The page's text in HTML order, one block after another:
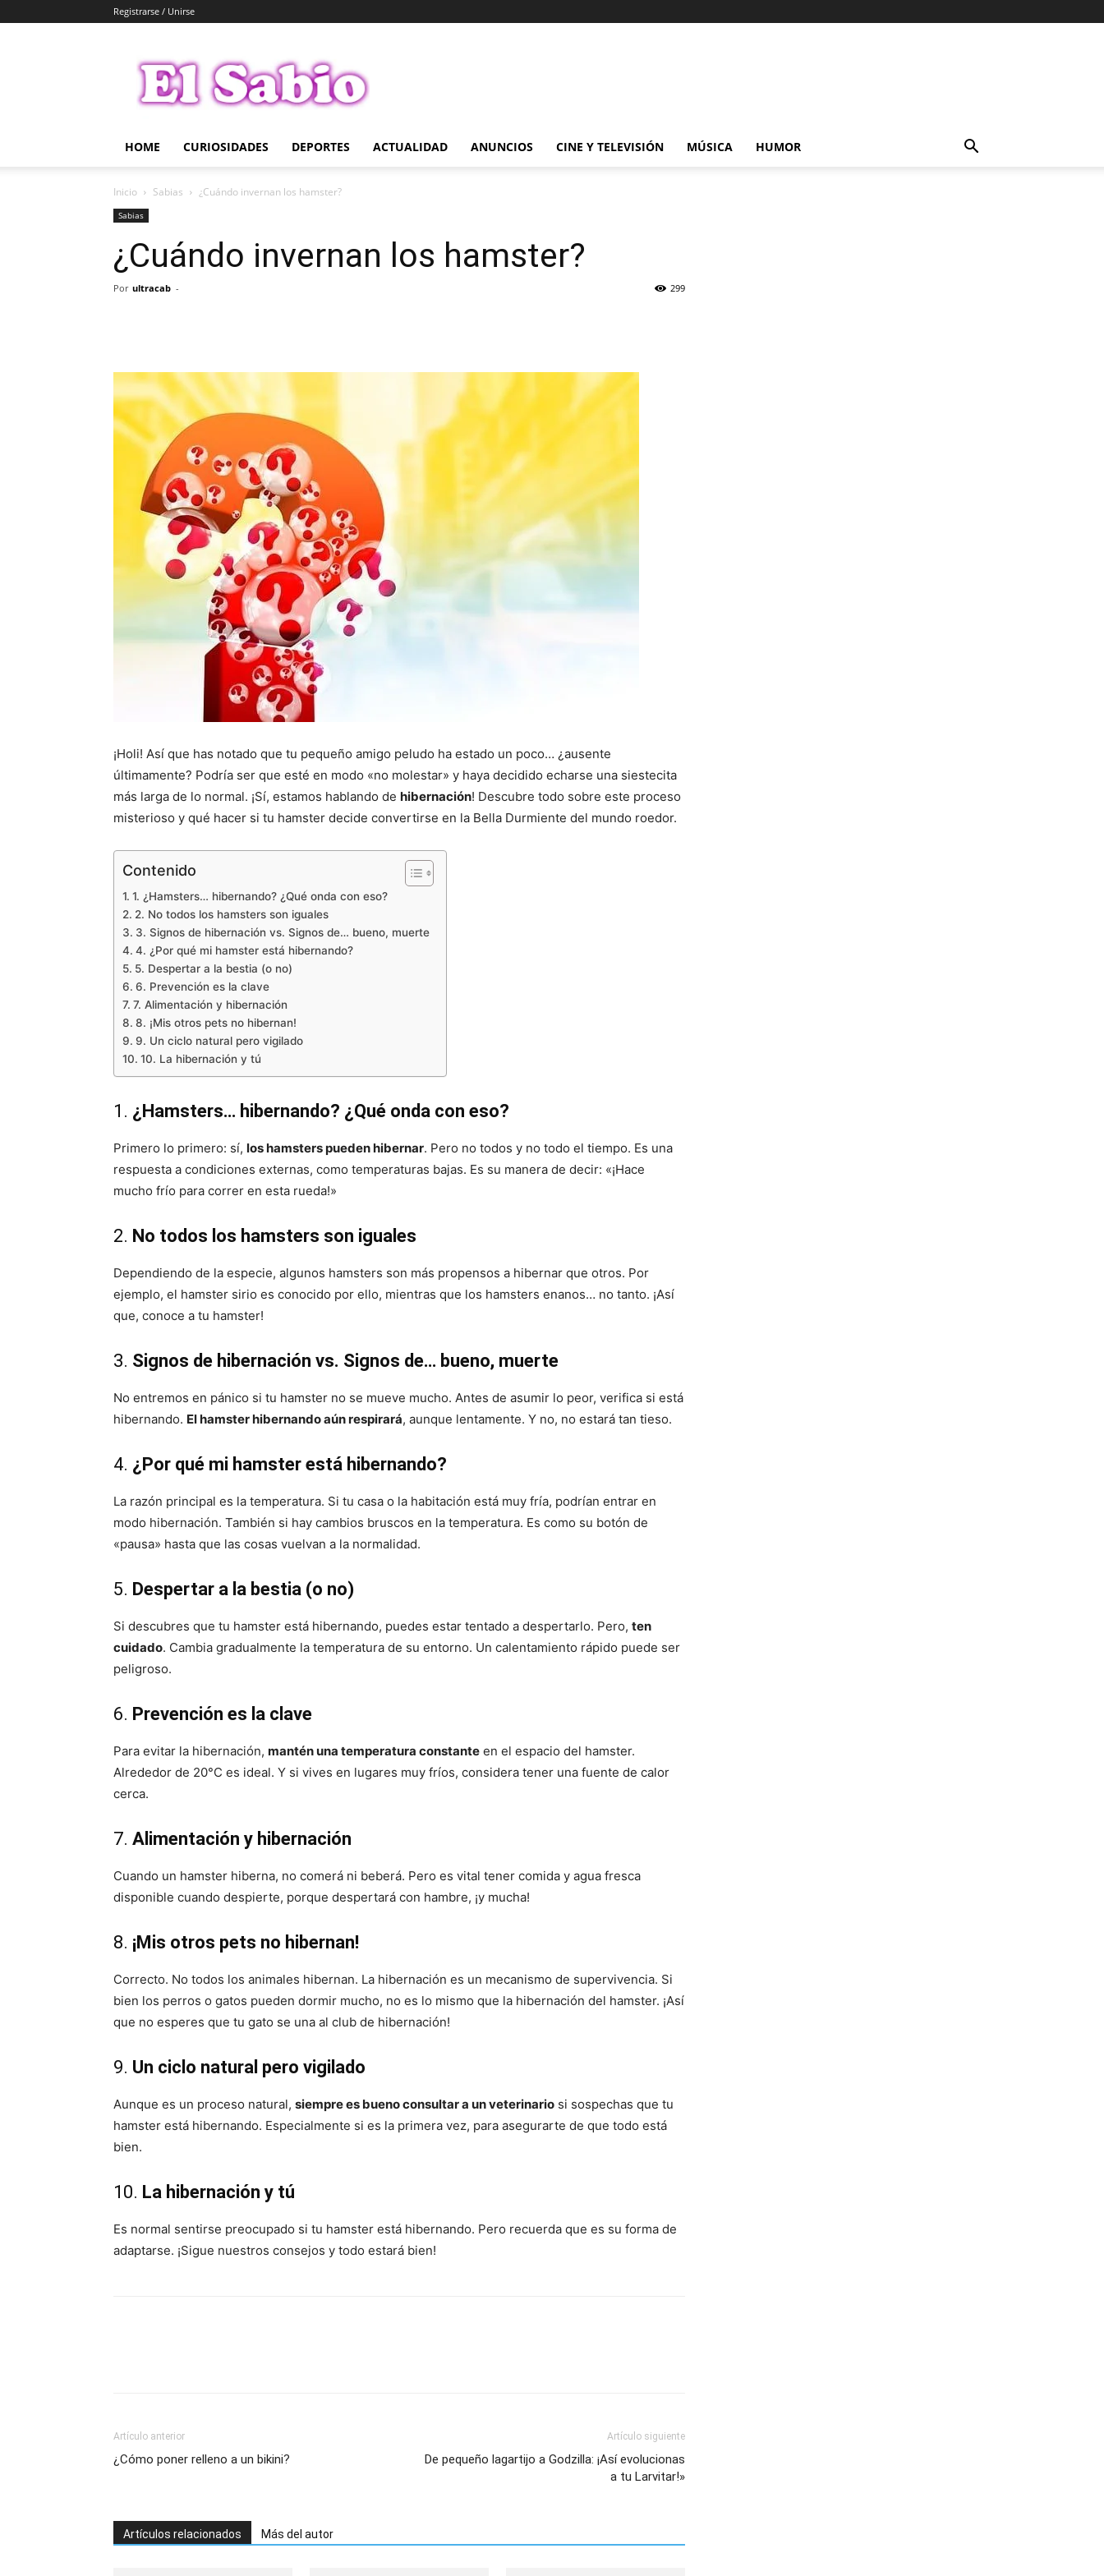
Registrarse / Unirse
Sabio
HOME CURIOSIDADES DEPORTES ACTUALIDAD ANUNCIOS CINE Y TELEVISIÓN MÚSICA HUMOR
Inicio Sabias ¿Cuándo invernan los hamster?
Sabias
¿Cuándo invernan los hamster?
Por ultracab - 299
¡Holi! Así que has notado que tu pequeño amigo peludo ha estado un poco… ¿ausente
últimamente? Podría ser que esté en modo «no molestar» y haya decidido echarse una siestecita
más larga de lo normal. ¡Sí, estamos hablando de hibernación! Descubre todo sobre este proceso
misterioso y qué hacer si tu hamster decide convertirse en la Bella Durmiente del mundo roedor.
Contenido
1. ¿Hamsters… hibernando? ¿Qué onda con eso?
2. No todos los hamsters son iguales
3. Signos de hibernación vs. Signos de… bueno, muerte
4. ¿Por qué mi hamster está hibernando?
5. Despertar a la bestia (o no)
6. Prevención es la clave
7. Alimentación y hibernación
8. ¡Mis otros pets no hibernan!
9. Un ciclo natural pero vigilado
10. La hibernación y tú
1. ¿Hamsters… hibernando? ¿Qué onda con eso?
Primero lo primero: sí, los hamsters pueden hibernar. Pero no todos y no todo el tiempo. Es una
respuesta a condiciones externas, como temperaturas bajas. Es su manera de decir: «¡Hace
mucho frío para correr en esta rueda!»
2. No todos los hamsters son iguales
Dependiendo de la especie, algunos hamsters son más propensos a hibernar que otros. Por
ejemplo, el hamster sirio es conocido por ello, mientras que los hamsters enanos… no tanto. ¡Así
que, conoce a tu hamster!
3. Signos de hibernación vs. Signos de… bueno, muerte
No entremos en pánico si tu hamster no se mueve mucho. Antes de asumir lo peor, verifica si está
hibernando. El hamster hibernando aún respirará, aunque lentamente. Y no, no estará tan tieso.
4. ¿Por qué mi hamster está hibernando?
La razón principal es la temperatura. Si tu casa o la habitación está muy fría, podrían entrar en
modo hibernación. También si hay cambios bruscos en la temperatura. Es como su botón de
«pausa» hasta que las cosas vuelvan a la normalidad.
5. Despertar a la bestia (o no)
Si descubres que tu hamster está hibernando, puedes estar tentado a despertarlo. Pero, ten
cuidado. Cambia gradualmente la temperatura de su entorno. Un calentamiento rápido puede ser
peligroso.
6. Prevención es la clave
Para evitar la hibernación, mantén una temperatura constante en el espacio del hamster.
Alrededor de 20°C es ideal. Y si vives en lugares muy fríos, considera tener una fuente de calor
cerca.
7. Alimentación y hibernación
Cuando un hamster hiberna, no comerá ni beberá. Pero es vital tener comida y agua fresca
disponible cuando despierte, porque despertará con hambre, ¡y mucha!
8. ¡Mis otros pets no hibernan!
Correcto. No todos los animales hibernan. La hibernación es un mecanismo de supervivencia. Si
bien los perros o gatos pueden dormir mucho, no es lo mismo que la hibernación del hamster. ¡Así
que no esperes que tu gato se una al club de hibernación!
9. Un ciclo natural pero vigilado
Aunque es un proceso natural, siempre es bueno consultar a un veterinario si sospechas que tu
hamster está hibernando. Especialmente si es la primera vez, para asegurarte de que todo está
bien.
10. La hibernación y tú
Es normal sentirse preocupado si tu hamster está hibernando. Pero recuerda que es su forma de
adaptarse. ¡Sigue nuestros consejos y todo estará bien!
Artículo anterior
¿Cómo poner relleno a un bikini?
Artículo siguiente
De pequeño lagartijo a Godzilla: ¡Así evolucionas
a tu Larvitar!»
Artículos relacionados Más del autor